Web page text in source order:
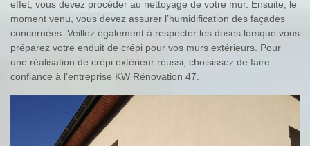
effet, vous devez procéder au nettoyage de votre mur. Ensuite, le
moment venu, vous devez assurer l’humidification des façades
concernées. Veillez également à respecter les doses lorsque vous
préparez votre enduit de crépi pour vos murs extérieurs. Pour
une réalisation de crépi extérieur réussi, choisissez de faire
confiance à l’entreprise KW Rénovation 47.